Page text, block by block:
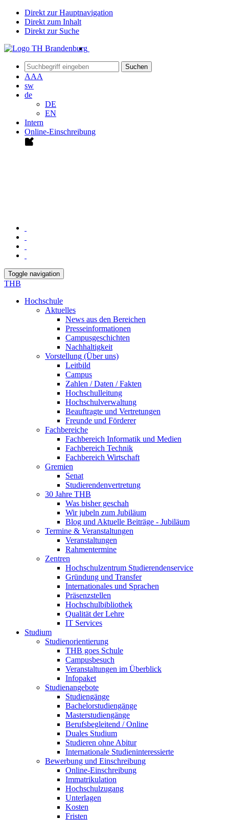
Direkt zur Hauptnavigation
Direkt zum Inhalt
Direkt zur Suche
Suchen
AAA
sw
de
DE
EN
Intern
Online-Einschreibung
Toggle navigation
THB
Hochschule
Aktuelles
News aus den Bereichen
Presseinformationen
Campusgeschichten
Nachhaltigkeit
Vorstellung (Über uns)
Leitbild
Campus
Zahlen / Daten / Fakten
Hochschulleitung
Hochschulverwaltung
Beauftragte und Vertretungen
Freunde und Förderer
Fachbereiche
Fachbereich Informatik und Medien
Fachbereich Technik
Fachbereich Wirtschaft
Gremien
Senat
Studierendenvertretung
30 Jahre THB
Was bisher geschah
Wir jubeln zum Jubiläum
Blog und Aktuelle Beiträge - Jubiläum
Termine & Veranstaltungen
Veranstaltungen
Rahmentermine
Zentren
Hochschulzentrum Studierendenservice
Gründung und Transfer
Internationales und Sprachen
Präsenzstellen
Hochschulbibliothek
Qualität der Lehre
IT Services
Studium
Studienorientierung
THB goes Schule
Campusbesuch
Veranstaltungen im Überblick
Infopaket
Studienangebote
Studiengänge
Bachelorstudiengänge
Masterstudiengänge
Berufsbegleitend / Online
Duales Studium
Studieren ohne Abitur
Internationale Studieninteressierte
Bewerbung und Einschreibung
Online-Einschreibung
Immatrikulation
Hochschulzugang
Unterlagen
Kosten
Fristen